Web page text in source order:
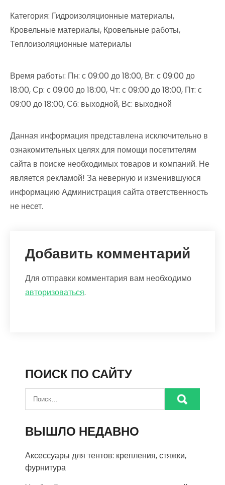
Категория: Гидроизоляционные материалы,
Кровельные материалы, Кровельные работы,
Теплоизоляционные материалы
Время работы: Пн: с 09:00 до 18:00, Вт: с 09:00 до
18:00, Ср: с 09:00 до 18:00, Чт: с 09:00 до 18:00, Пт: с
09:00 до 18:00, Сб: выходной, Вс: выходной
Данная информация представлена исключительно в
ознакомительных целях для помощи посетителям
сайта в поиске необходимых товаров и компаний. Не
является рекламой! За неверную и изменившуюся
информацию Администрация сайта ответственность
не несет.
Добавить комментарий
Для отправки комментария вам необходимо
авторизоваться.
ПОИСК ПО САЙТУ
ВЫШЛО НЕДАВНО
Аксессуары для тентов: крепления, стяжки,
фурнитура